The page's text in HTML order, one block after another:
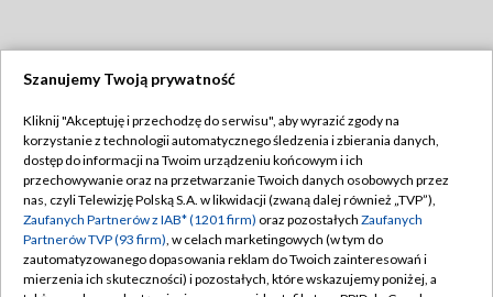
TVP
Abonament TVP
Emisja w TVP
Centrum informacji TVP
Naziemna Telewizja Cyfrowa
Regulamin TVP
Polityka prywatności
Moje zgody
Pomoc
Szanujemy Twoją prywatność
Kliknij "Akceptuję i przechodzę do serwisu", aby wyrazić zgody na
korzystanie z technologii automatycznego śledzenia i zbierania danych,
dostęp do informacji na Twoim urządzeniu końcowym i ich
przechowywanie oraz na przetwarzanie Twoich danych osobowych przez
nas, czyli Telewizję Polską S.A. w likwidacji (zwaną dalej również „TVP”),
Zaufanych Partnerów z IAB* (1201 firm) oraz pozostałych Zaufanych
Partnerów TVP (93 firm), w celach marketingowych (w tym do
zautomatyzowanego dopasowania reklam do Twoich zainteresowań i
mierzenia ich skuteczności) i pozostałych, które wskazujemy poniżej, a